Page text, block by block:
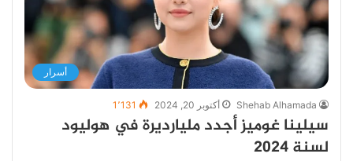
أسرار
Shehab Alhamada أكتوبر 20, 2024 1٬131
سيلينا غوميز أجدد مليارديرة في هوليود
لسنة 2024